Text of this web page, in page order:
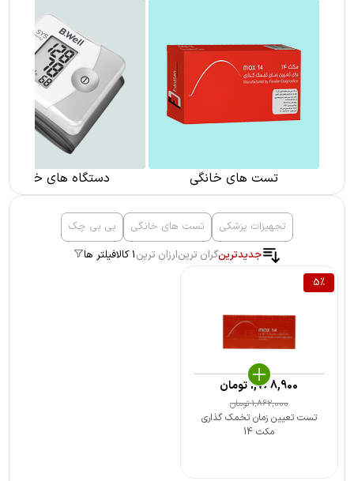
تست های خانگی دستگاه های خانگی
تجهیزات پزشکی تست های خانگی
بی بی چک
جدیدترینگران ترینارزان ترین1 کالا
فیلتر ها
5%
تست تعیین زمان تخمک گذاری
مکث 14
1,862,000تومان
1,768,900تومان